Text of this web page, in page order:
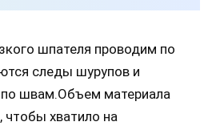
шпателя проводим по
следы шурупов и
швам.Объем материала
хватило на